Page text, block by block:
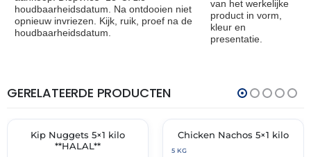
houdbaarheidsdatum. Na ontdooien niet
opnieuw invriezen. Kijk, ruik, proef na de
houdbaarheidsdatum.
van het werkelijke
product in vorm,
kleur en
presentatie.
GERELATEERDE PRODUCTEN
✓ VAST ASSORTIMENT
THT:
16-
Kip Nuggets 5×1 kilo
**HALAL**
✓ VAST ASSORTIMENT
Chicken Nachos 5×1 kilo
5 KG